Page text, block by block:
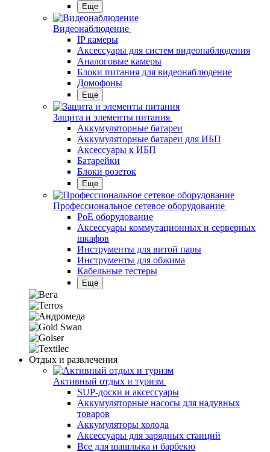
Еще
Видеонаблюдение
IP камеры
Аксессуары для систем видеонаблюдения
Аналоговые камеры
Блоки питания для видеонаблюдение
Домофоны
Еще
Защита и элементы питания
Аккумуляторные батареи
Аккумуляторные батареи для ИБП
Аксессуары к ИБП
Батарейки
Блоки розеток
Еще
Профессиональное сетевое оборудование
PoE оборудование
Аксессуары коммутационных и серверных
шкафов
Инструменты для витой пары
Инструменты для обжима
Кабельные тестеры
Еще
Отдых и развлечения
Активный отдых и туризм
SUP-доски и аксессуары
Аккумуляторные насосы для надувных
товаров
Аккумуляторы холода
Аксессуары для зарядных станций
Все для шашлыка и барбекю